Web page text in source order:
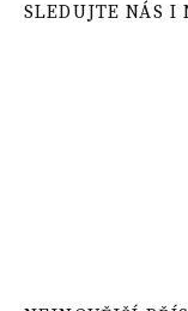
SLEDUJTE NÁS I